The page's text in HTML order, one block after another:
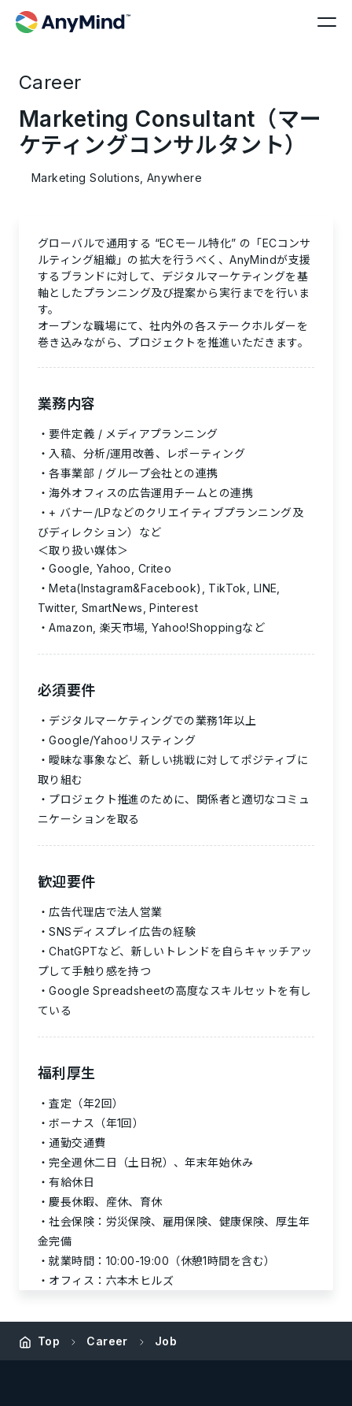
Career
Marketing Consultant（マー
ケティングコンサルタント）
Marketing Solutions, Anywhere
グローバルで通用する “ECモール特化” の「ECコンサ
ルティング組織」の拡大を行うべく、AnyMindが支援
するブランドに対して、デジタルマーケティングを基
軸としたプランニング及び提案から実行までを行いま
す。
オープンな職場にて、社内外の各ステークホルダーを
巻き込みながら、プロジェクトを推進いただきます。
業務内容
要件定義 / メディアプランニング
入稿、分析/運用改善、レポーティング
各事業部 / グループ会社との連携
海外オフィスの広告運用チームとの連携
+ バナー/LPなどのクリエイティブプランニング及
びディレクション）など
＜取り扱い媒体＞
Google, Yahoo, Criteo
Meta(Instagram&Facebook), TikTok, LINE,
Twitter, SmartNews, Pinterest
Amazon, 楽天市場, Yahoo!Shoppingなど
必須要件
デジタルマーケティングでの業務1年以上
Google/Yahooリスティング
曖昧な事象など、新しい挑戦に対してポジティブに
取り組む
プロジェクト推進のために、関係者と適切なコミュ
ニケーションを取る
歓迎要件
広告代理店で法人営業
SNSディスプレイ広告の経験
ChatGPTなど、新しいトレンドを自らキャッチアッ
プして手触り感を持つ
Google Spreadsheetの高度なスキルセットを有し
ている
福利厚生
査定（年2回）
ボーナス（年1回）
通勤交通費
完全週休二日（土日祝）、年末年始休み
有給休日
慶長休暇、産休、育休
社会保険：労災保険、雇用保険、健康保険、厚生年
金完備
就業時間：10:00-19:00（休憩1時間を含む）
オフィス：六本木ヒルズ
Top Career Job